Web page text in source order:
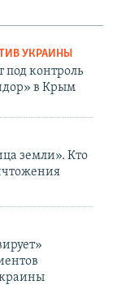
УКРАИНЫ
под контроль
в Крым
земли». Кто